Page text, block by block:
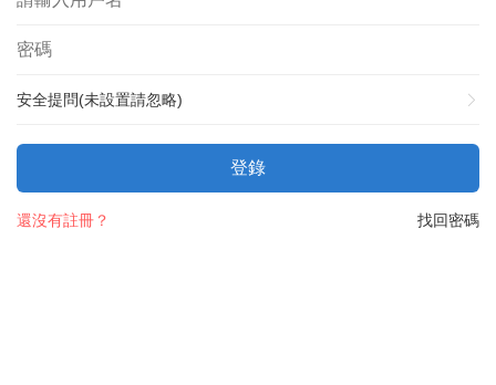
安全提問(未設置請忽略)
登錄
找回密碼
還沒有註冊？